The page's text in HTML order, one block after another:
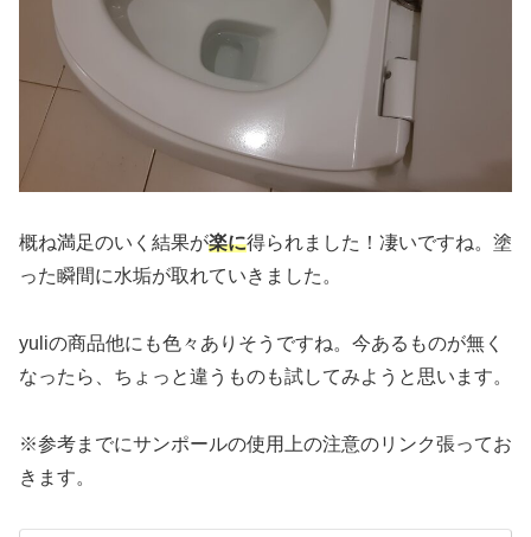
概ね満足のいく結果が楽に得られました！凄いですね。塗
った瞬間に水垢が取れていきました。
yuliの商品他にも色々ありそうですね。今あるものが無く
なったら、ちょっと違うものも試してみようと思います。
※参考までにサンポールの使用上の注意のリンク張ってお
きます。